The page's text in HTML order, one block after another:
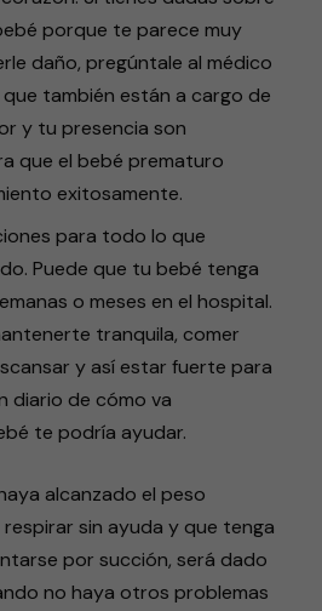
porque te parece muy
daño, pregúntale al médico
también están a cargo de
y tu presencia son
que el bebé prematuro
exitosamente.
para todo lo que
Puede que tu bebé tenga
o meses en el hospital.
tranquila, comer
y así estar fuerte para
diario de cómo va
te podría ayudar.
alcanzado el peso
sin ayuda y que tenga
por succión, será dado
no haya otros problemas